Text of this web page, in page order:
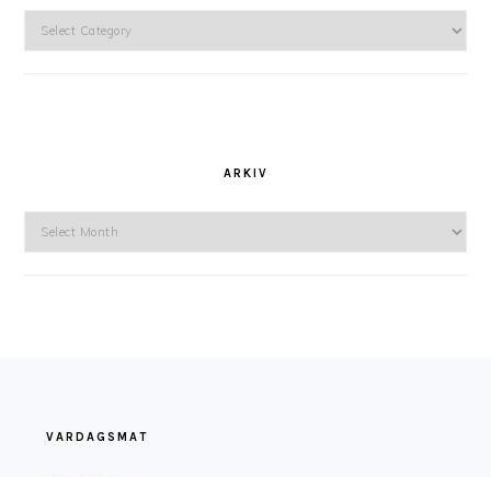
Kategorier
ARKIV
Arkiv
VARDAGSMAT